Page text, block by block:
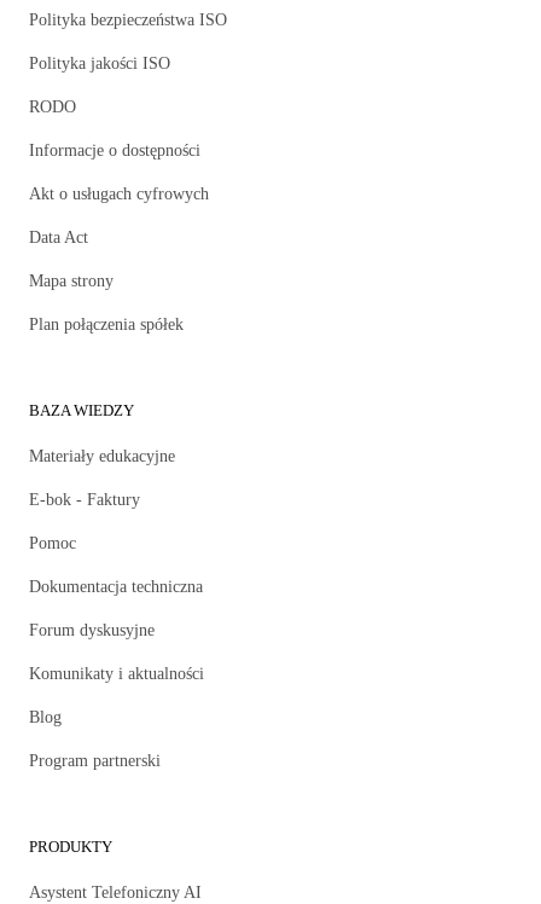
Polityka bezpieczeństwa ISO
Polityka jakości ISO
RODO
Informacje o dostępności
Akt o usługach cyfrowych
Data Act
Mapa strony
Plan połączenia spółek
BAZA WIEDZY
Materiały edukacyjne
E-bok - Faktury
Pomoc
Dokumentacja techniczna
Forum dyskusyjne
Komunikaty i aktualności
Blog
Program partnerski
PRODUKTY
Asystent Telefoniczny AI